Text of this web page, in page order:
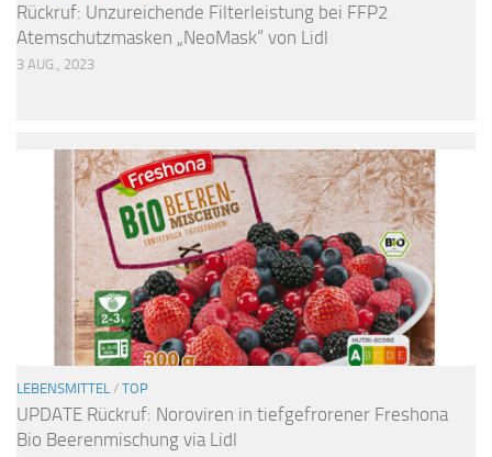
Rückruf: Unzureichende Filterleistung bei FFP2
Atemschutzmasken „NeoMask“ von Lidl
3 AUG., 2023
LEBENSMITTEL / TOP
UPDATE Rückruf: Noroviren in tiefgefrorener Freshona
Bio Beerenmischung via Lidl